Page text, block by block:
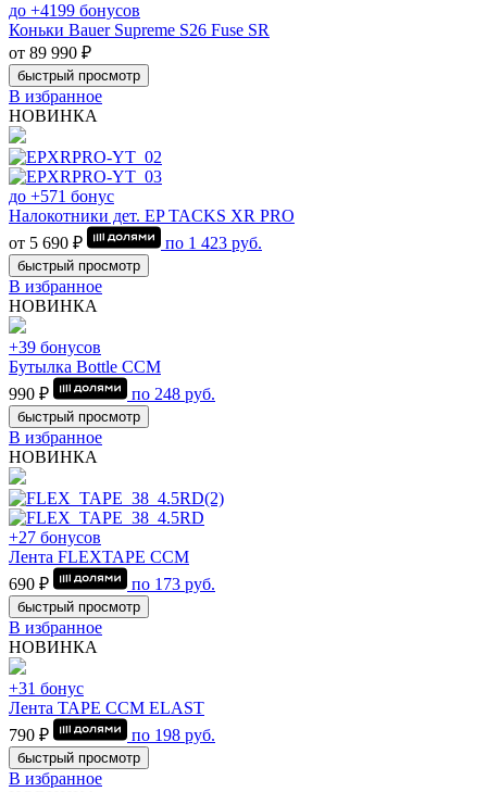
до +4199 бонусов
Коньки Bauer Supreme S26 Fuse SR
от 89 990 ₽
быстрый просмотр
В избранное
НОВИНКА
до +571 бонус
Налокотники дет. EP TACKS XR PRO
от 5 690 ₽
по 1 423 руб.
быстрый просмотр
В избранное
НОВИНКА
+39 бонусов
Бутылка Bottle CCM
990 ₽
по 248 руб.
быстрый просмотр
В избранное
НОВИНКА
+27 бонусов
Лента FLEXTAPE CCM
690 ₽
по 173 руб.
быстрый просмотр
В избранное
НОВИНКА
+31 бонус
Лента TAPE CCM ELAST
790 ₽
по 198 руб.
быстрый просмотр
В избранное